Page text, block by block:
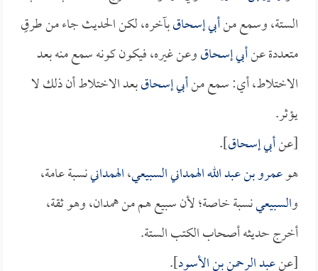
الستة، وسمع منأبي إسحاقبآخره، لكن الحديث جاء من طرقٍ
متعددة عنأبي إسحاقوعن غيره، فيكون كونه سمع منه بعد
الاختلاط، أي: سمع منأبي إسحاقبعد الاختلاط أن ذلك لا
يؤثر.
[عنأبي إسحاق].
هوعمرو بن عبد الله الهمداني السبيعي،الهمدانينسبة عامة،
والسبيعينسبة خاصة؛ لأن سبيع هم من همدان، وهو ثقة،
أخرج حديثه أصحاب الكتب الستة.
[عنعبد الرحمن بن الأسود].